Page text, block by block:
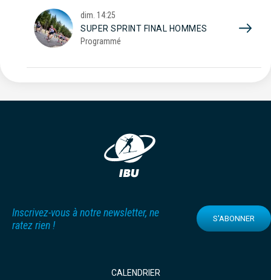
dim. 14:25
SUPER SPRINT FINAL HOMMES
Programmé
Inscrivez-vous à notre newsletter, ne
ratez rien !
S'ABONNER
CALENDRIER